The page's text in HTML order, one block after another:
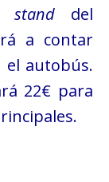
standdel
a contar
el autobús.
22€ para